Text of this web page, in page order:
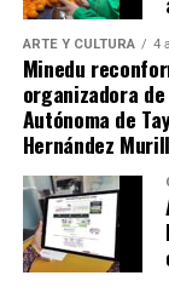
presiones por el
«hay que
evitar que
finanzas
Comparte esto:
ARTE Y CULTURA 4
Minedu
organizadora
Autónoma de
Hernández